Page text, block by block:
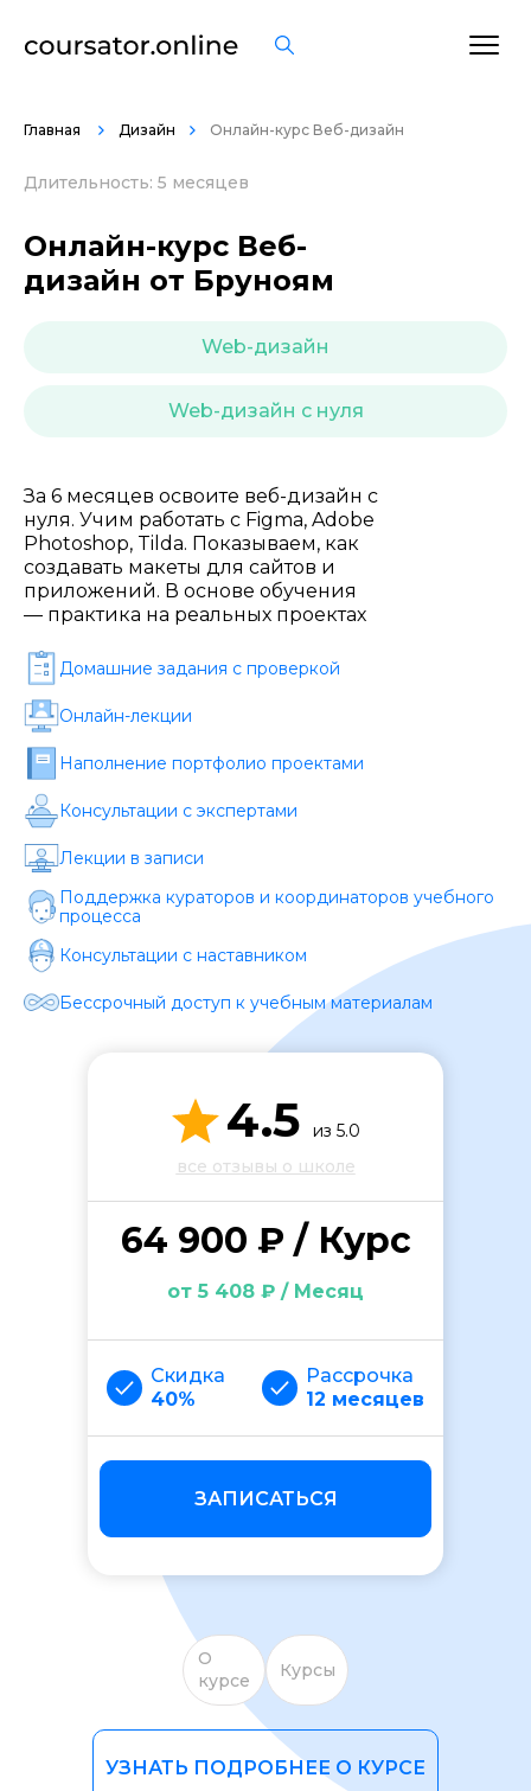
Главная Дизайн Онлайн-курс Веб-дизайн
Длительность: 5 месяцев
Онлайн-курс Веб-
дизайн от Бруноям
Web-дизайн
Web-дизайн с нуля
За 6 месяцев освоите веб-дизайн с
нуля. Учим работать с Figma, Adobe
Photoshop, Tilda. Показываем, как
создавать макеты для сайтов и
приложений. В основе обучения
— практика на реальных проектах
Домашние задания c проверкой
Онлайн-лекции
Наполнение портфолио проектами
Консультации с экспертами
Лекции в записи
Поддержка кураторов и координаторов учебного
процесса
Консультации с наставником
Бессрочный доступ к учебным материалам
4.5
из 5.0
все отзывы о школе
64 900 ₽ / Курс
от 5 408 ₽ / Месяц
Скидка
40%
Рассрочка
12 месяцев
ЗАПИСАТЬСЯ
О
курсе
Курсы
УЗНАТЬ ПОДРОБНЕЕ О КУРСЕ
Стоимость *
Подача материала *
Программа обучения *